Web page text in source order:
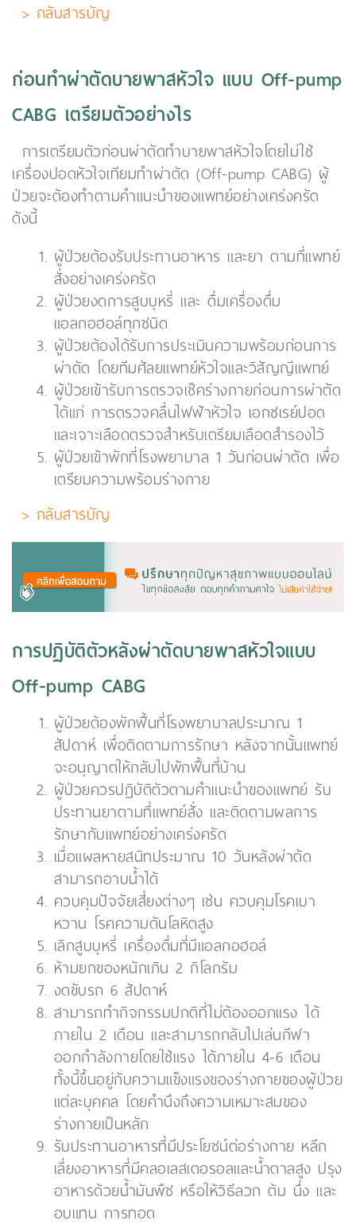
> กลับสารบัญ
ก่อนทำผ่าตัดบายพาสหัวใจ แบบ Off-pump
CABG เตรียมตัวอย่างไร
การเตรียมตัวก่อนผ่าตัดทำบายพาสหัวใจโดยไม่ใช้
เครื่องปอดหัวใจเทียมทำผ่าตัด (Off-pump CABG) ผู้
ป่วยจะต้องทำตามคำแนะนำของแพทย์อย่างเคร่งครัด
ดังนี้
ผู้ป่วยต้องรับประทานอาหาร และยา ตามที่แพทย์
สั่งอย่างเคร่งครัด
ผู้ป่วยงดการสูบบุหรี่ และ ดื่มเครื่องดื่ม
แอลกอฮอล์ทุกชนิด
ผู้ป่วยต้องได้รับการประเมินความพร้อมก่อนการ
ผ่าตัด โดยทีมศัลยแพทย์หัวใจและวิสัญญีแพทย์
ผู้ป่วยเข้ารับการตรวจเช็คร่างกายก่อนการผ่าตัด
ได้แก่ การตรวจคลื่นไฟฟ้าหัวใจ เอกซเรย์ปอด
และเจาะเลือดตรวจสำหรับเตรียมเลือดสำรองไว้
ผู้ป่วยเข้าพักที่โรงพยาบาล 1 วันก่อนผ่าตัด เพื่อ
เตรียมความพร้อมร่างกาย
> กลับสารบัญ
การปฏิบัติตัวหลังผ่าตัดบายพาสหัวใจแบบ
Off-pump CABG
ผู้ป่วยต้องพักฟื้นที่โรงพยาบาลประมาณ 1
สัปดาห์ เพื่อติดตามการรักษา หลังจากนั้นแพทย์
จะอนุญาตให้กลับไปพักฟื้นที่บ้าน
ผู้ป่วยควรปฏิบัติตัวตามคำแนะนำของแพทย์ รับ
ประทานยาตามที่แพทย์สั่ง และติดตามผลการ
รักษากับแพทย์อย่างเคร่งครัด
เมื่อแผลหายสนิทประมาณ 10 วันหลังผ่าตัด
สามารถอาบน้ำได้
ควบคุมปัจจัยเสี่ยงต่างๆ เช่น ควบคุมโรคเบา
หวาน โรคความดันโลหิตสูง
เลิกสูบบุหรี่ เครื่องดื่มที่มีแอลกอฮอล์
ห้ามยกของหนักเกิน 2 กิโลกรัม
งดขับรถ 6 สัปดาห์
สามารถทำกิจกรรมปกติที่ไม่ต้องออกแรง ได้
ภายใน 2 เดือน และสามารถกลับไปเล่นกีฬา
ออกกำลังกายโดยใช้แรง ได้ภายใน 4-6 เดือน
ทั้งนี้ขึ้นอยู่กับความแข็งแรงของร่างกายของผู้ป่วย
แต่ละบุคคล โดยคำนึงถึงความเหมาะสมของ
ร่างกายเป็นหลัก
รับประทานอาหารที่มีประโยชน์ต่อร่างกาย หลีก
เลี่ยงอาหารที่มีคลอเลสเตอรอลและน้ำตาลสูง ปรุง
อาหารด้วยน้ำมันพืช หรือให้วิธีลวก ต้ม นึ่ง และ
อบแทน การทอด